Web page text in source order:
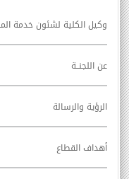
وكيل الكلية لشئون خدمة
عن اللجنــة
الرؤية والرسالة
أهداف القطاع